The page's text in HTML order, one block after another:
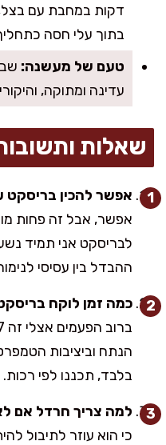
דקות במחבת עם
בתוך עלי חסה
טעם של מעשנה:
עדינה ומתוקה,
שאלות
אפשר להכין בריסקט
אפשר, אבל זה פחות
לבריסקט אני תמיד
ההבדל בין עסיסי
כמה זמן לוקח
הנתח וביציבות
בלבד, תכננו לפי רכות.
למה צריך חרדל אם
כי הוא עוזר לתיבול